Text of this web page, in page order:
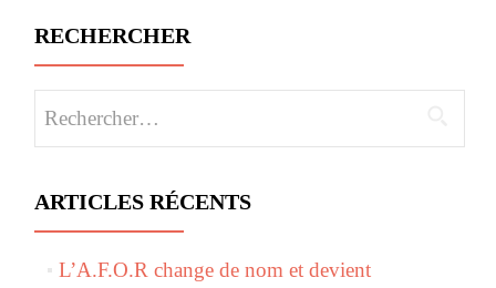
RECHERCHER
ARTICLES RÉCENTS
L’A.F.O.R change de nom et devient